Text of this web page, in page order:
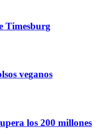
Timesburg
veganos
los 200 millones